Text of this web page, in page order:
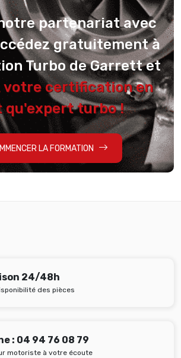
partenariat avec
gratuitement à
Turbo de Garrett et
votre certification en
qu'expert turbo !
LA FORMATION
24/48h
des pièces
: 04 94 76 08 79
motoriste à votre écoute